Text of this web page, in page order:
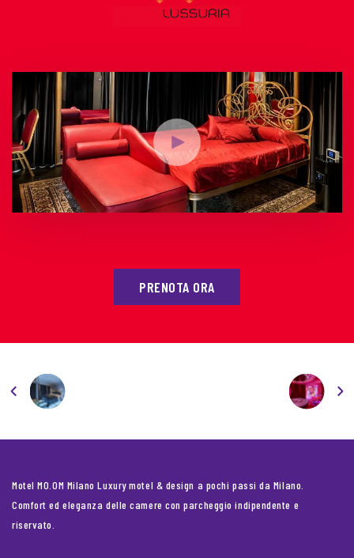
PRENOTA ORA
Motel MO.OM Milano Luxury motel & design a pochi passi da Milano.
Comfort ed eleganza delle camere con parcheggio indipendente e
riservato.